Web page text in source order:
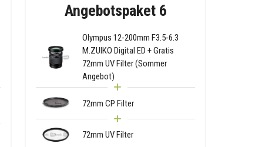
Angebotspaket 6
Olympus 12-200mm F3.5-6.3
M.ZUIKO Digital ED + Gratis
72mm UV Filter (Sommer
Angebot)
72mm CP Filter
72mm UV Filter